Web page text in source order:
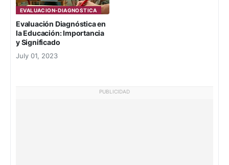
EVALUACION-DIAGNOSTICA
Evaluación Diagnóstica en
la Educación: Importancia
y Significado
July 01, 2023
PUBLICIDAD